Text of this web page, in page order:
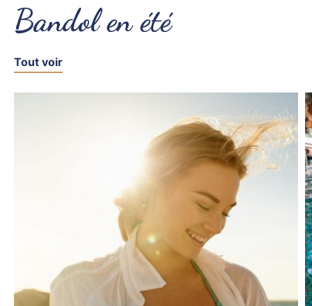
Bandol en été
Tout voir